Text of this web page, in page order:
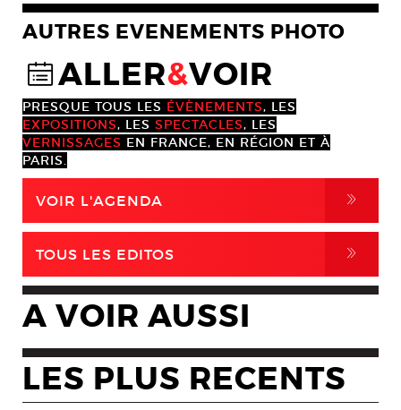
AUTRES EVENEMENTS PHOTO
@ALLER&VOIR
PRESQUE TOUS LES ÉVÈNEMENTS, LES
EXPOSITIONS, LES SPECTACLES, LES
VERNISSAGES EN FRANCE, EN RÉGION ET À
PARIS.
VOIR L'AGENDA ,
TOUS LES EDITOS ,
A VOIR AUSSI
LES PLUS RECENTS